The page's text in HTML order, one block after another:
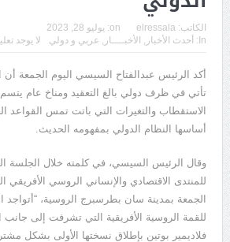
الكاتب: elressala
on: يوليو 28, 2023
In:
أحدث الأخبار الأخبــــار عربي و دولي لا يوجد
أكد الرئيس عبدالفتاح السيسي اليوم الجمعة أن
تأتي في ظرف دولي بالغ التعقيد ومناخ عام
الاستقطاب والتغيرات التي باتت تمس القواعد
أساسها النظام الدولي بمفهومه الحديث.
وقال الرئيس السيسي، في كلمته خلال الجلسة
للمنتدى الاقتصادي والإنساني الروسي الأفريقي
الجمعة بمدينة سان بطرسبرج الروسية، “أتواجد
للقمة الروسية الأفريقية التي تشرفت إلى